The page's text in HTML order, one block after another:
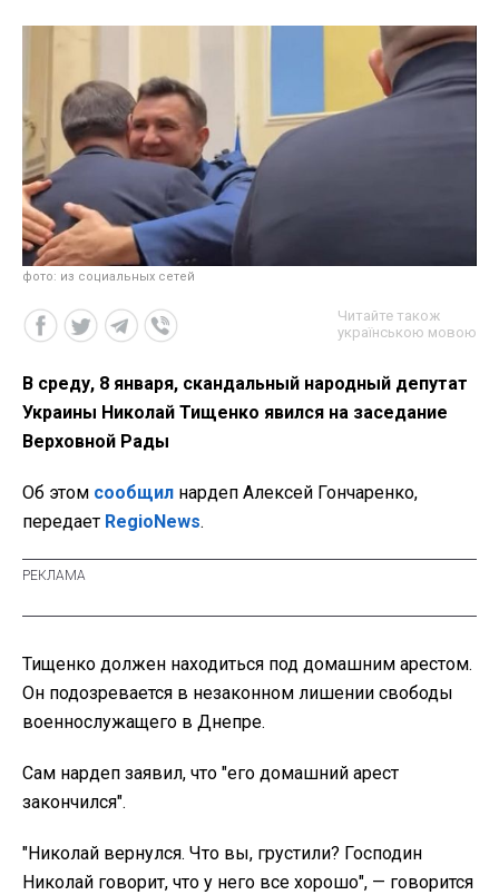
фото: из социальных сетей
Читайте також
українською мовою
В среду, 8 января, скандальный народный депутат
Украины Николай Тищенко явился на заседание
Верховной Рады
Об этом сообщил нардеп Алексей Гончаренко,
передает RegioNews.
Тищенко должен находиться под домашним арестом.
Он подозревается в незаконном лишении свободы
военнослужащего в Днепре.
Сам нардеп заявил, что "его домашний арест
закончился".
"Николай вернулся. Что вы, грустили? Господин
Николай говорит, что у него все хорошо", — говорится